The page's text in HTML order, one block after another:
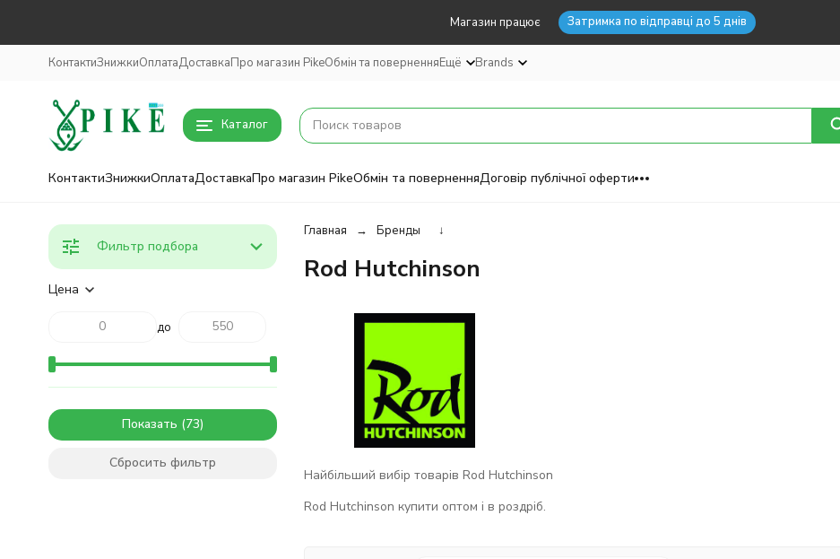
Магазин працює Затримка по відправці до 5 днів
КонтактиЗнижкиОплатаДоставкаПро магазин PikeОбмін та поверненняЕщё Brands
Каталог
КонтактиЗнижкиОплатаДоставкаПро магазин PikeОбмін та поверненняДоговір публічної оферти
Главная Бренды ↓
Rod Hutchinson
Найбільший вибір товарів Rod Hutchinson
Rod Hutchinson купити оптом і в роздріб.
Фильтр подбора
Цена
до
Показать
Сбросить фильтр